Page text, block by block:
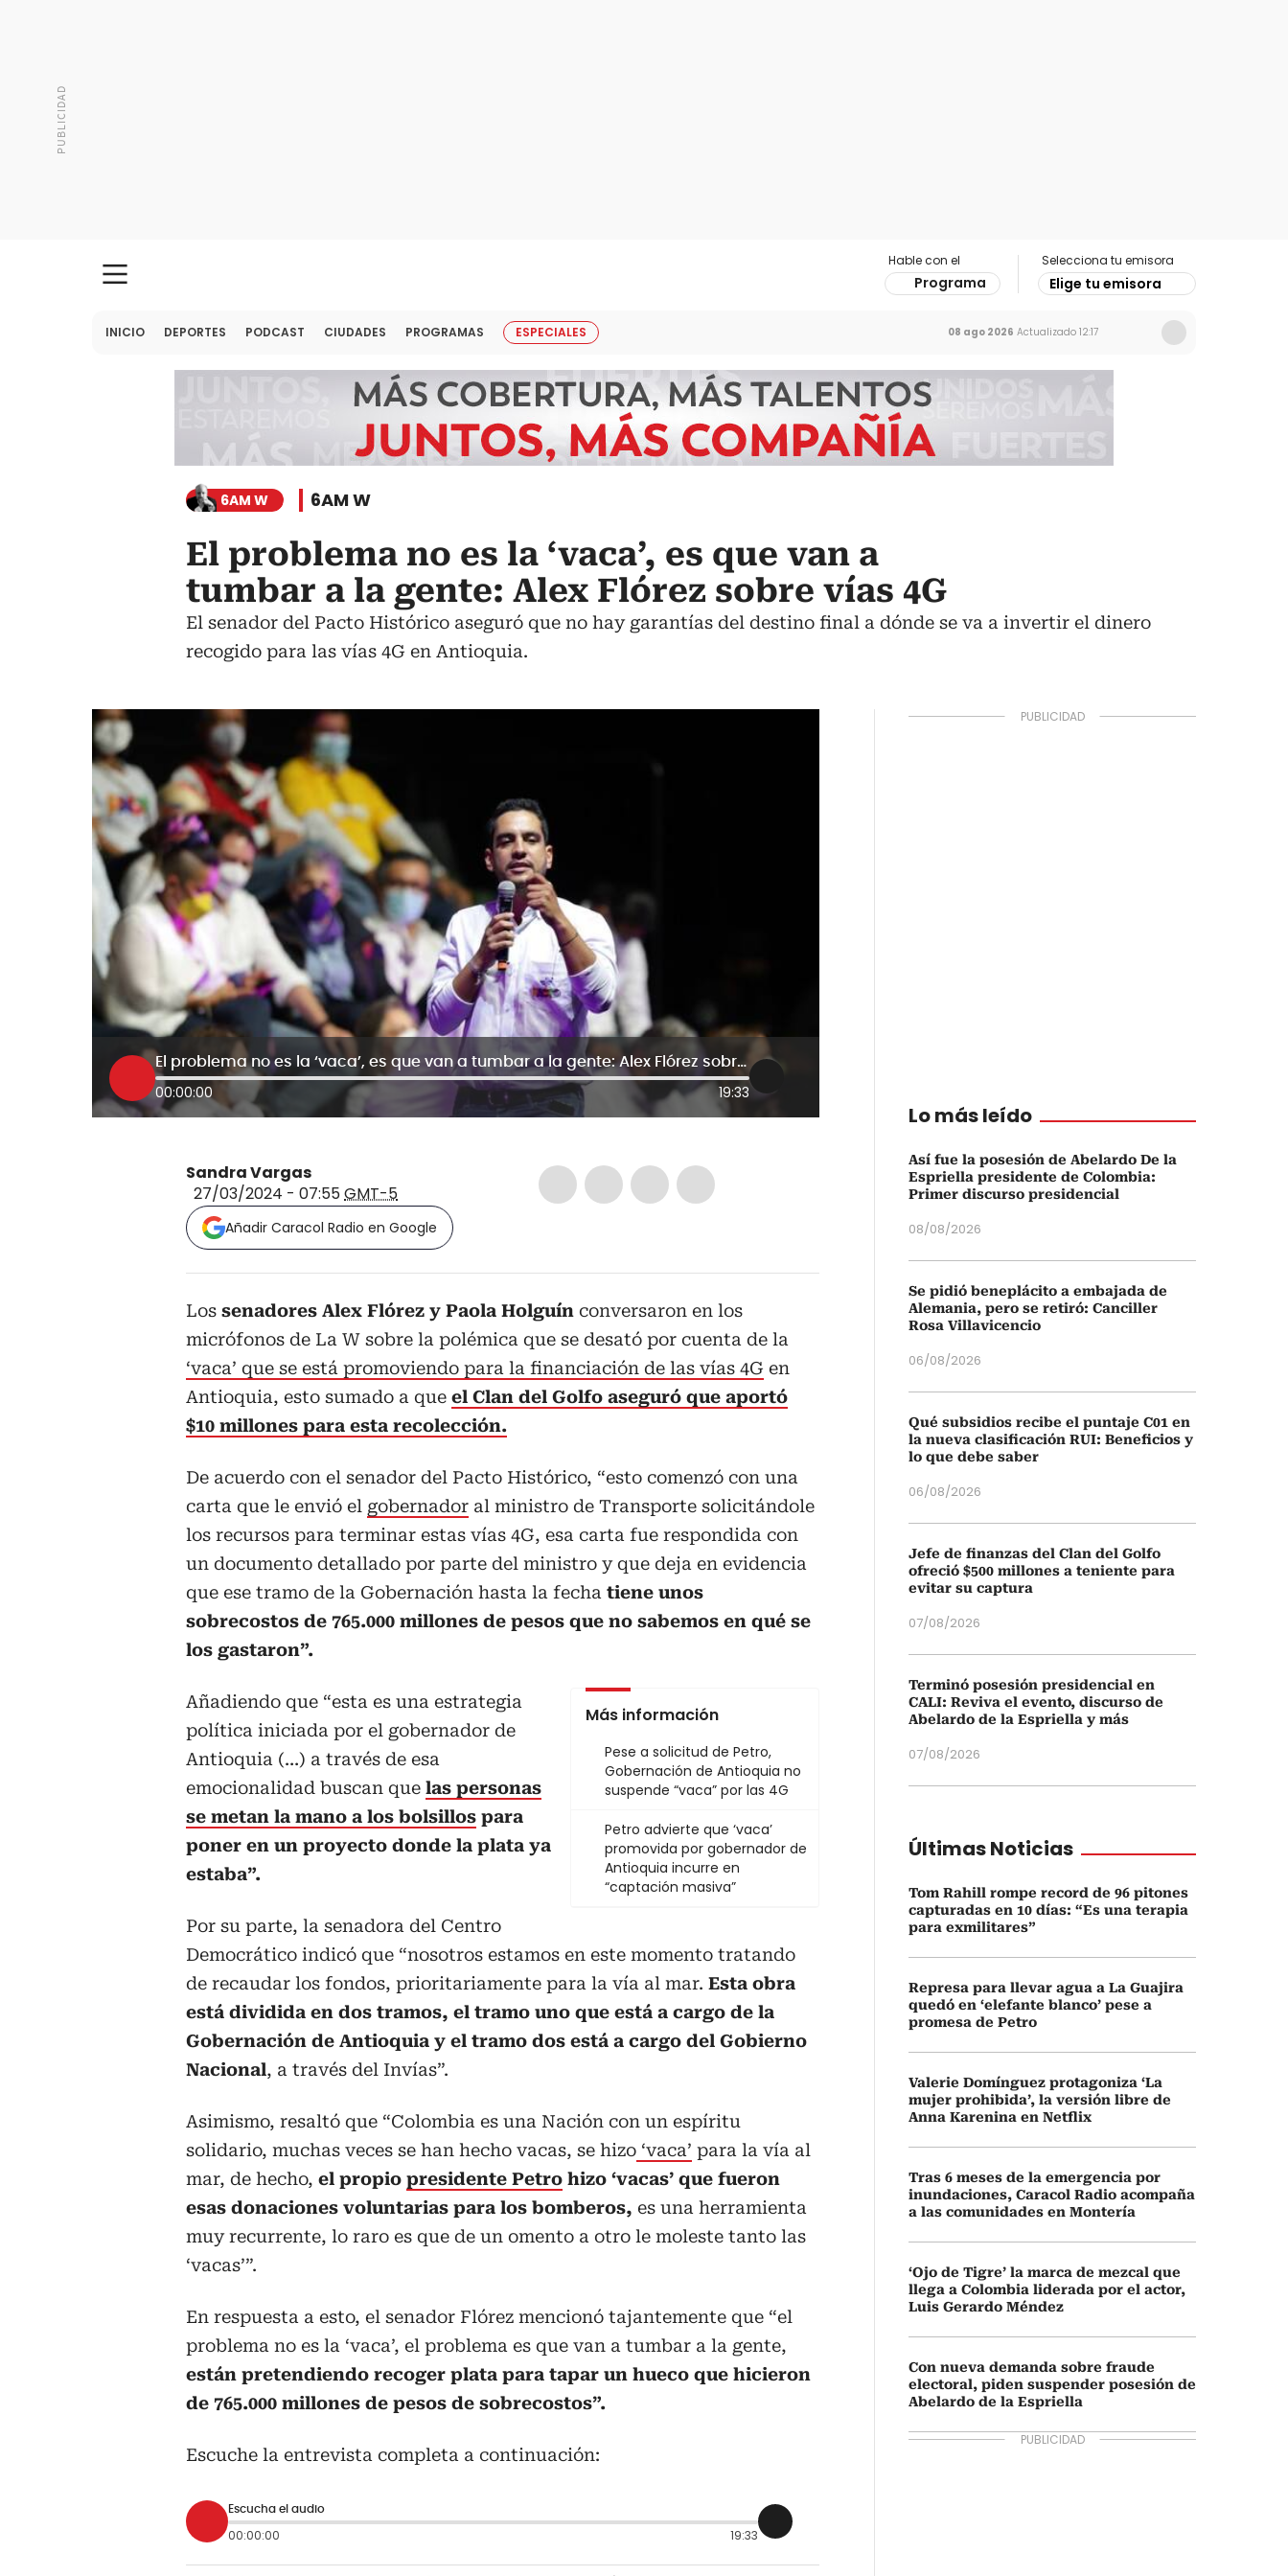
Hable con el
Programa
Selecciona tu emisora
Elige tu emisora
INICIO DEPORTES PODCAST CIUDADES PROGRAMAS ESPECIALES 08 ago 2026 Actualizado 12:17
6AM W 6AM W
El problema no es la ‘vaca’, es que van a
tumbar a la gente: Alex Flórez sobre vías 4G
El senador del Pacto Histórico aseguró que no hay garantías del destino final a dónde se va a invertir el dinero
recogido para las vías 4G en Antioquia.
El problema no es la ‘vaca’, es que van a tumbar a la gente: Alex Flórez sobre vías 4G
00:00:00 19:33
Sandra Vargas
27/03/2024 - 07:55GMT-5
Añadir Caracol Radio en Google
Los senadores Alex Flórez y Paola Holguín conversaron en los
micrófonos de La W sobre la polémica que se desató por cuenta de la
‘vaca’ que se está promoviendo para la financiación de las vías 4G en
Antioquia, esto sumado a que el Clan del Golfo aseguró que aportó
$10 millones para esta recolección.
De acuerdo con el senador del Pacto Histórico, “esto comenzó con una
carta que le envió el gobernador al ministro de Transporte solicitándole
los recursos para terminar estas vías 4G, esa carta fue respondida con
un documento detallado por parte del ministro y que deja en evidencia
que ese tramo de la Gobernación hasta la fecha tiene unos
sobrecostos de 765.000 millones de pesos que no sabemos en qué se
los gastaron”.
Más información
Pese a solicitud de Petro,
Gobernación de Antioquia no
suspende “vaca” por las 4G
Petro advierte que ‘vaca’
promovida por gobernador de
Antioquia incurre en
“captación masiva”
Añadiendo que “esta es una estrategia
política iniciada por el gobernador de
Antioquia (…) a través de esa
emocionalidad buscan que las personas
se metan la mano a los bolsillos para
poner en un proyecto donde la plata ya
estaba”.
Por su parte, la senadora del Centro
Democrático indicó que “nosotros estamos en este momento tratando
de recaudar los fondos, prioritariamente para la vía al mar. Esta obra
está dividida en dos tramos, el tramo uno que está a cargo de la
Gobernación de Antioquia y el tramo dos está a cargo del Gobierno
Nacional, a través del Invías”.
Asimismo, resaltó que “Colombia es una Nación con un espíritu
solidario, muchas veces se han hecho vacas, se hizo ‘vaca’ para la vía al
mar, de hecho, el propio presidente Petro hizo ‘vacas’ que fueron
esas donaciones voluntarias para los bomberos, es una herramienta
muy recurrente, lo raro es que de un omento a otro le moleste tanto las
‘vacas’”.
En respuesta a esto, el senador Flórez mencionó tajantemente que “el
problema no es la ‘vaca’, el problema es que van a tumbar a la gente,
están pretendiendo recoger plata para tapar un hueco que hicieron
de 765.000 millones de pesos de sobrecostos”.
Escuche la entrevista completa a continuación:
Escucha el audio
00:00:00 19:33
Lo más leído
Así fue la posesión de Abelardo De la
Espriella presidente de Colombia:
Primer discurso presidencial
08/08/2026
Se pidió beneplácito a embajada de
Alemania, pero se retiró: Canciller
Rosa Villavicencio
06/08/2026
Qué subsidios recibe el puntaje C01 en
la nueva clasificación RUI: Beneficios y
lo que debe saber
06/08/2026
Jefe de finanzas del Clan del Golfo
ofreció $500 millones a teniente para
evitar su captura
07/08/2026
Terminó posesión presidencial en
CALI: Reviva el evento, discurso de
Abelardo de la Espriella y más
07/08/2026
Últimas Noticias
Tom Rahill rompe record de 96 pitones
capturadas en 10 días: “Es una terapia
para exmilitares”
Represa para llevar agua a La Guajira
quedó en ‘elefante blanco’ pese a
promesa de Petro
Valerie Domínguez protagoniza ‘La
mujer prohibida’, la versión libre de
Anna Karenina en Netflix
Tras 6 meses de la emergencia por
inundaciones, Caracol Radio acompaña
a las comunidades en Montería
‘Ojo de Tigre’ la marca de mezcal que
llega a Colombia liderada por el actor,
Luis Gerardo Méndez
Con nueva demanda sobre fraude
electoral, piden suspender posesión de
Abelardo de la Espriella